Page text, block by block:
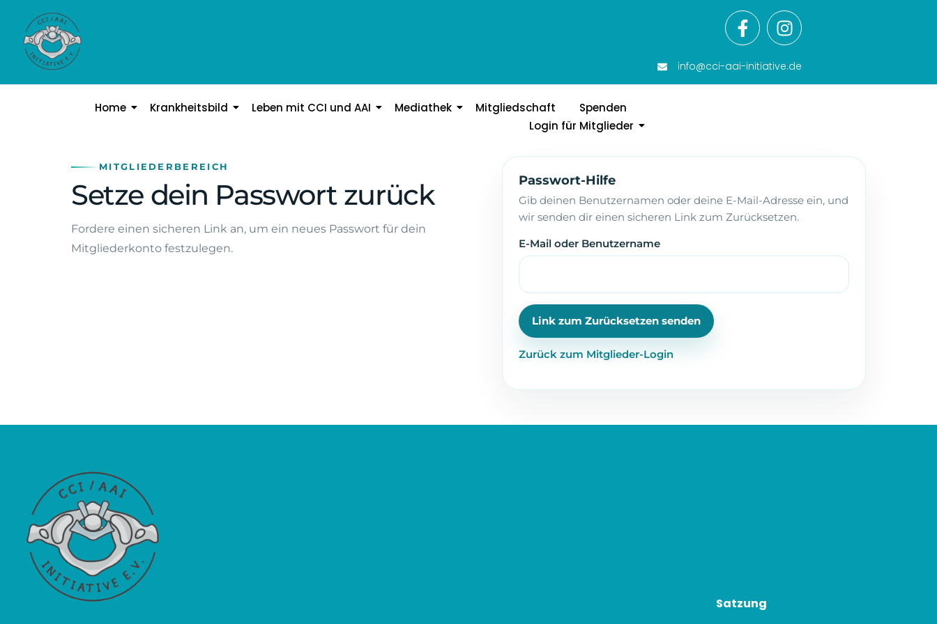
info@cci-aai-initiative.de
Home Krankheitsbild Leben mit CCI und AAI Mediathek Mitgliedschaft
Spenden
Login für Mitglieder
MITGLIEDERBEREICH
Setze dein Passwort zurück
Fordere einen sicheren Link an, um ein neues Passwort für dein
Mitgliederkonto festzulegen.
Passwort-Hilfe
Gib deinen Benutzernamen oder deine E-Mail-Adresse ein, und
wir senden dir einen sicheren Link zum Zurücksetzen.
E-Mail oder Benutzername
Zurück zum Mitglieder-Login
Satzung